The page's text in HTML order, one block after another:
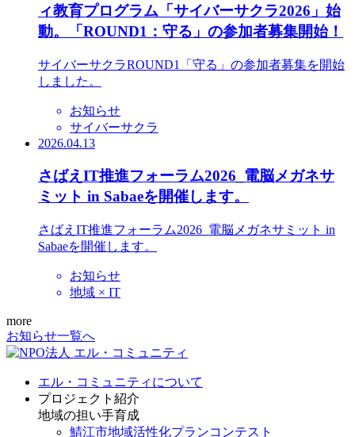
ィ教育プログラム「サイバーサクラ2026」始
動。「ROUND1：守る」の参加者募集開始！
サイバーサクラROUND1「守る」の参加者募集を開始
しました。
お知らせ
サイバーサクラ
2026.04.13
さばえIT推進フォーラム2026_電脳メガネサ
ミット in Sabaeを開催します。
さばえIT推進フォーラム2026_電脳メガネサミット in
Sabaeを開催します。
お知らせ
地域 × IT
more
お知らせ一覧へ
エル・コミュニティについて
プロジェクト紹介
地域の担い手育成
鯖江市地域活性化プランコンテスト